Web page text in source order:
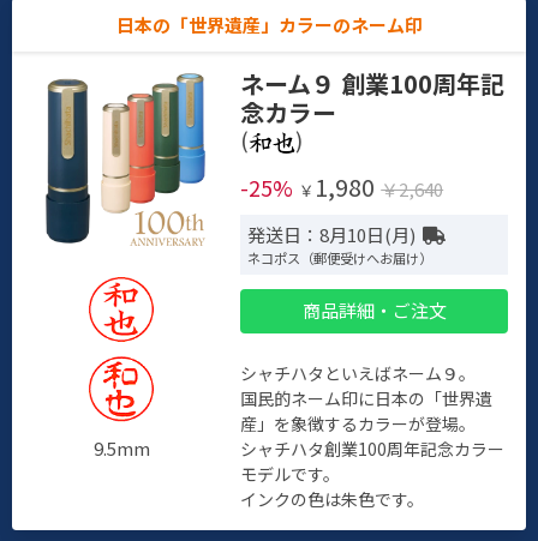
日本の「世界遺産」カラーのネーム印
9.5mm
ネーム９ 創業100周年記
念カラー
(
)
-25% ￥ 1,980 ￥2,640
発送日：8月10日(月)
ネコポス（郵便受けへお届け）
商品詳細・ご注文
シャチハタといえばネーム９。
国民的ネーム印に日本の「世界遺
産」を象徴するカラーが登場。
シャチハタ創業100周年記念カラー
モデルです。
インクの色は朱色です。